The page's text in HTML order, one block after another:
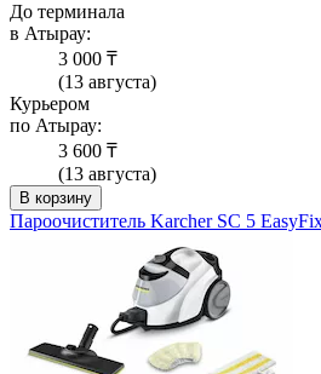
До терминала
в Атырау:
3 000 ₸
(13 августа)
Курьером
по Атырау:
3 600 ₸
(13 августа)
В корзину
Пароочиститель Karcher SC 5